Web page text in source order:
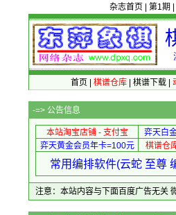
杂志首页 第1期
首页 棋谱仓库| 棋谱下载|
-=> 公告信息
本站淘宝店铺 - 支付宝 弈天白
弈天黄金会员年卡=100元
棋谱仓
常用编排软件(云蛇 至尊
注意：本站内容与下面百度广告无关